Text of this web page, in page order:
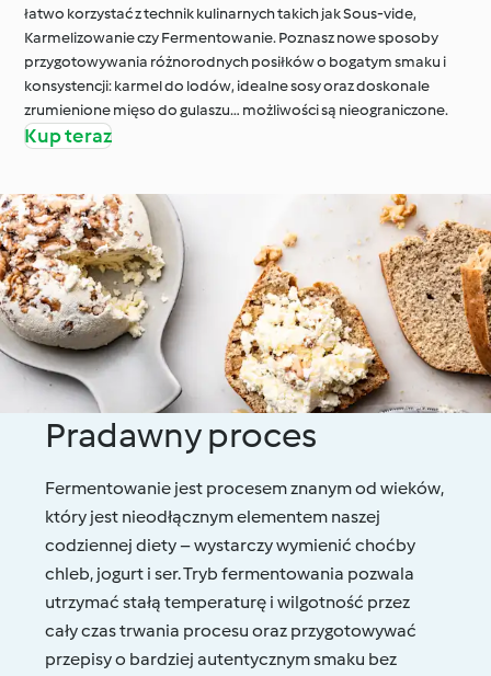
łatwo korzystać z technik kulinarnych takich jak Sous-vide,
Karmelizowanie czy Fermentowanie. Poznasz nowe sposoby
przygotowywania różnorodnych posiłków o bogatym smaku i
konsystencji: karmel do lodów, idealne sosy oraz doskonale
zrumienione mięso do gulaszu… możliwości są nieograniczone.
Kup teraz
Pradawny proces
Fermentowanie jest procesem znanym od wieków,
który jest nieodłącznym elementem naszej
codziennej diety – wystarczy wymienić choćby
chleb, jogurt i ser. Tryb fermentowania pozwala
utrzymać stałą temperaturę i wilgotność przez
cały czas trwania procesu oraz przygotowywać
przepisy o bardziej autentycznym smaku bez